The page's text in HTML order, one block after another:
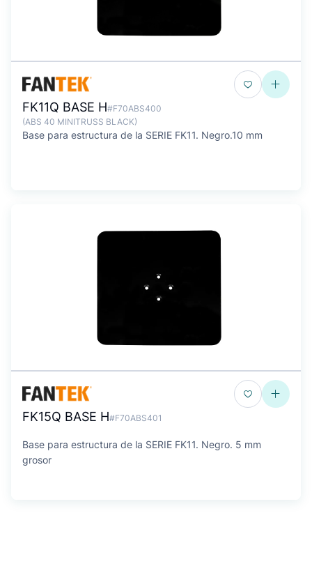
FK11Q BASE H#F70ABS400
(ABS 40 MINITRUSS BLACK)
Base para estructura de la SERIE FK11. Negro.10 mm
FK15Q BASE H#F70ABS401
Base para estructura de la SERIE FK11. Negro. 5 mm
grosor